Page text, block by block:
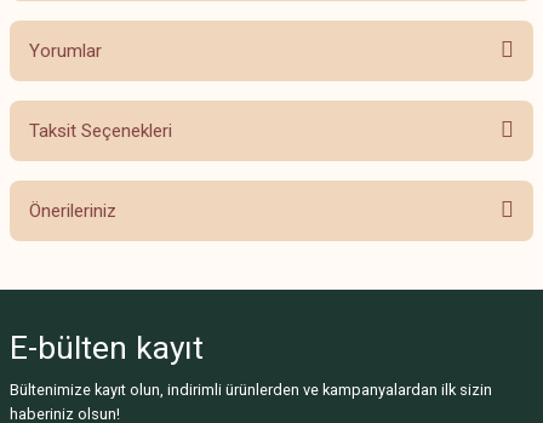
Yorumlar
Taksit Seçenekleri
Önerileriniz
Görüş ve önerileriniz için teşekkür ederiz.
Ürün resmi kalitesiz, bozuk veya görüntülenemiyor.
E-bülten kayıt
Bültenimize kayıt olun, indirimli ürünlerden ve kampanyalardan ilk sizin
haberiniz olsun!